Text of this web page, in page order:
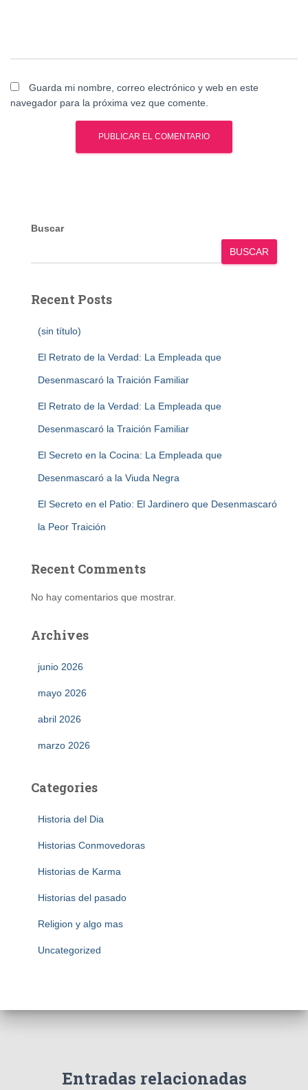
Guarda mi nombre, correo electrónico y web en este
navegador para la próxima vez que comente.
Buscar
BUSCAR
Recent Posts
(sin título)
El Retrato de la Verdad: La Empleada que
Desenmascaró la Traición Familiar
El Retrato de la Verdad: La Empleada que
Desenmascaró la Traición Familiar
El Secreto en la Cocina: La Empleada que
Desenmascaró a la Viuda Negra
El Secreto en el Patio: El Jardinero que Desenmascaró
la Peor Traición
Recent Comments
No hay comentarios que mostrar.
Archives
junio 2026
mayo 2026
abril 2026
marzo 2026
Categories
Historia del Dia
Historias Conmovedoras
Historias de Karma
Historias del pasado
Religion y algo mas
Uncategorized
Entradas relacionadas